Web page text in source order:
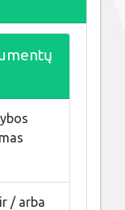
/ arba